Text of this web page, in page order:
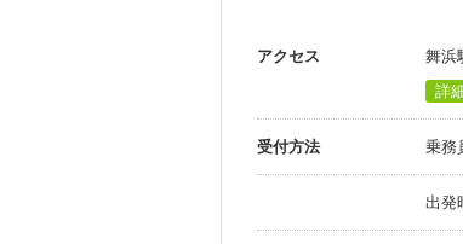
アクセス
舞浜
詳
受付方法 乗務
出発